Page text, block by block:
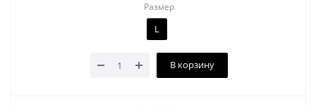
Размер
L
В корзину